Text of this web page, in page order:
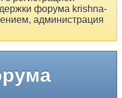
форума krishna-
администрация